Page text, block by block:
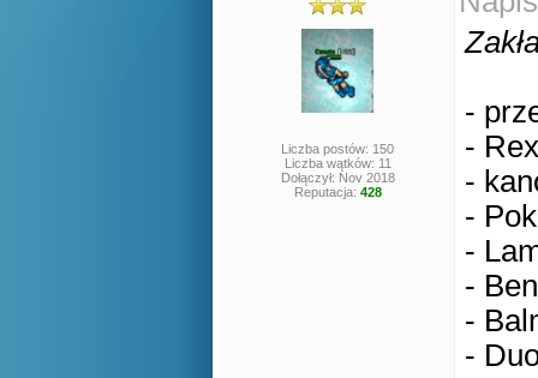
Liczba postów: 150
Liczba wątków: 11
Dołączył: Nov 2018
Reputacja: 428
-
-
-
-
-
-
-
-